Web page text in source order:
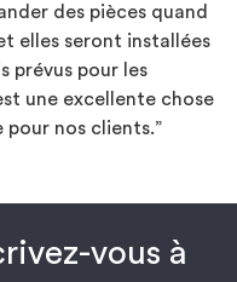
des pièces quand
elles seront installées
prévus pour les
une excellente chose
pour nos clients.”
vous à